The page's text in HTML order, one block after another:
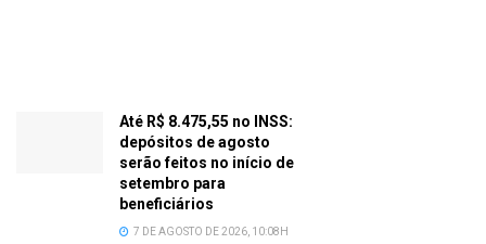
Até R$ 8.475,55 no INSS:
depósitos de agosto
serão feitos no início de
setembro para
beneficiários
7 DE AGOSTO DE 2026, 10:08H